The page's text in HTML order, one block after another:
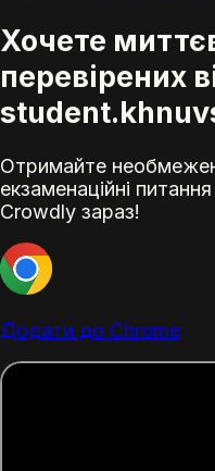
Хочете
перевірених
Отримайте
екзаменаційні
Crowdly зараз!
Додати до Chrome